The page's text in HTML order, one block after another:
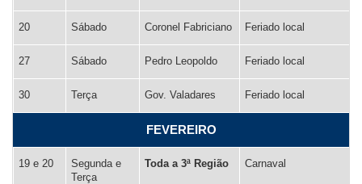
20 Sábado Coronel Fabriciano Feriado local
27 Sábado Pedro Leopoldo Feriado local
30 Terça Gov. Valadares Feriado local
FEVEREIRO
19 e 20
Segunda e
Terça
Toda a 3ª Região Carnaval